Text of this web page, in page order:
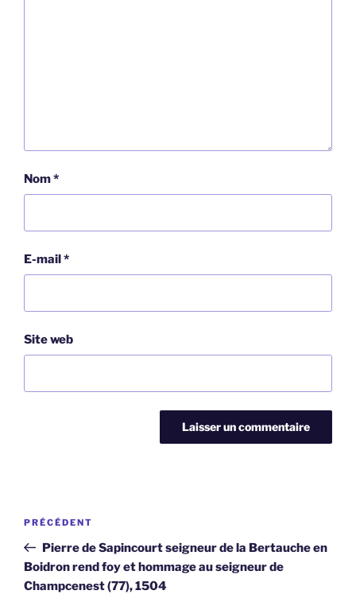
Nom*
E-mail*
Site web
Navigation
l’article
Article
précédent
PRÉCÉDENT
Pierre de Sapincourt seigneur de la Bertauche en
Boidron rend foy et hommage au seigneur de
Champcenest (77), 1504